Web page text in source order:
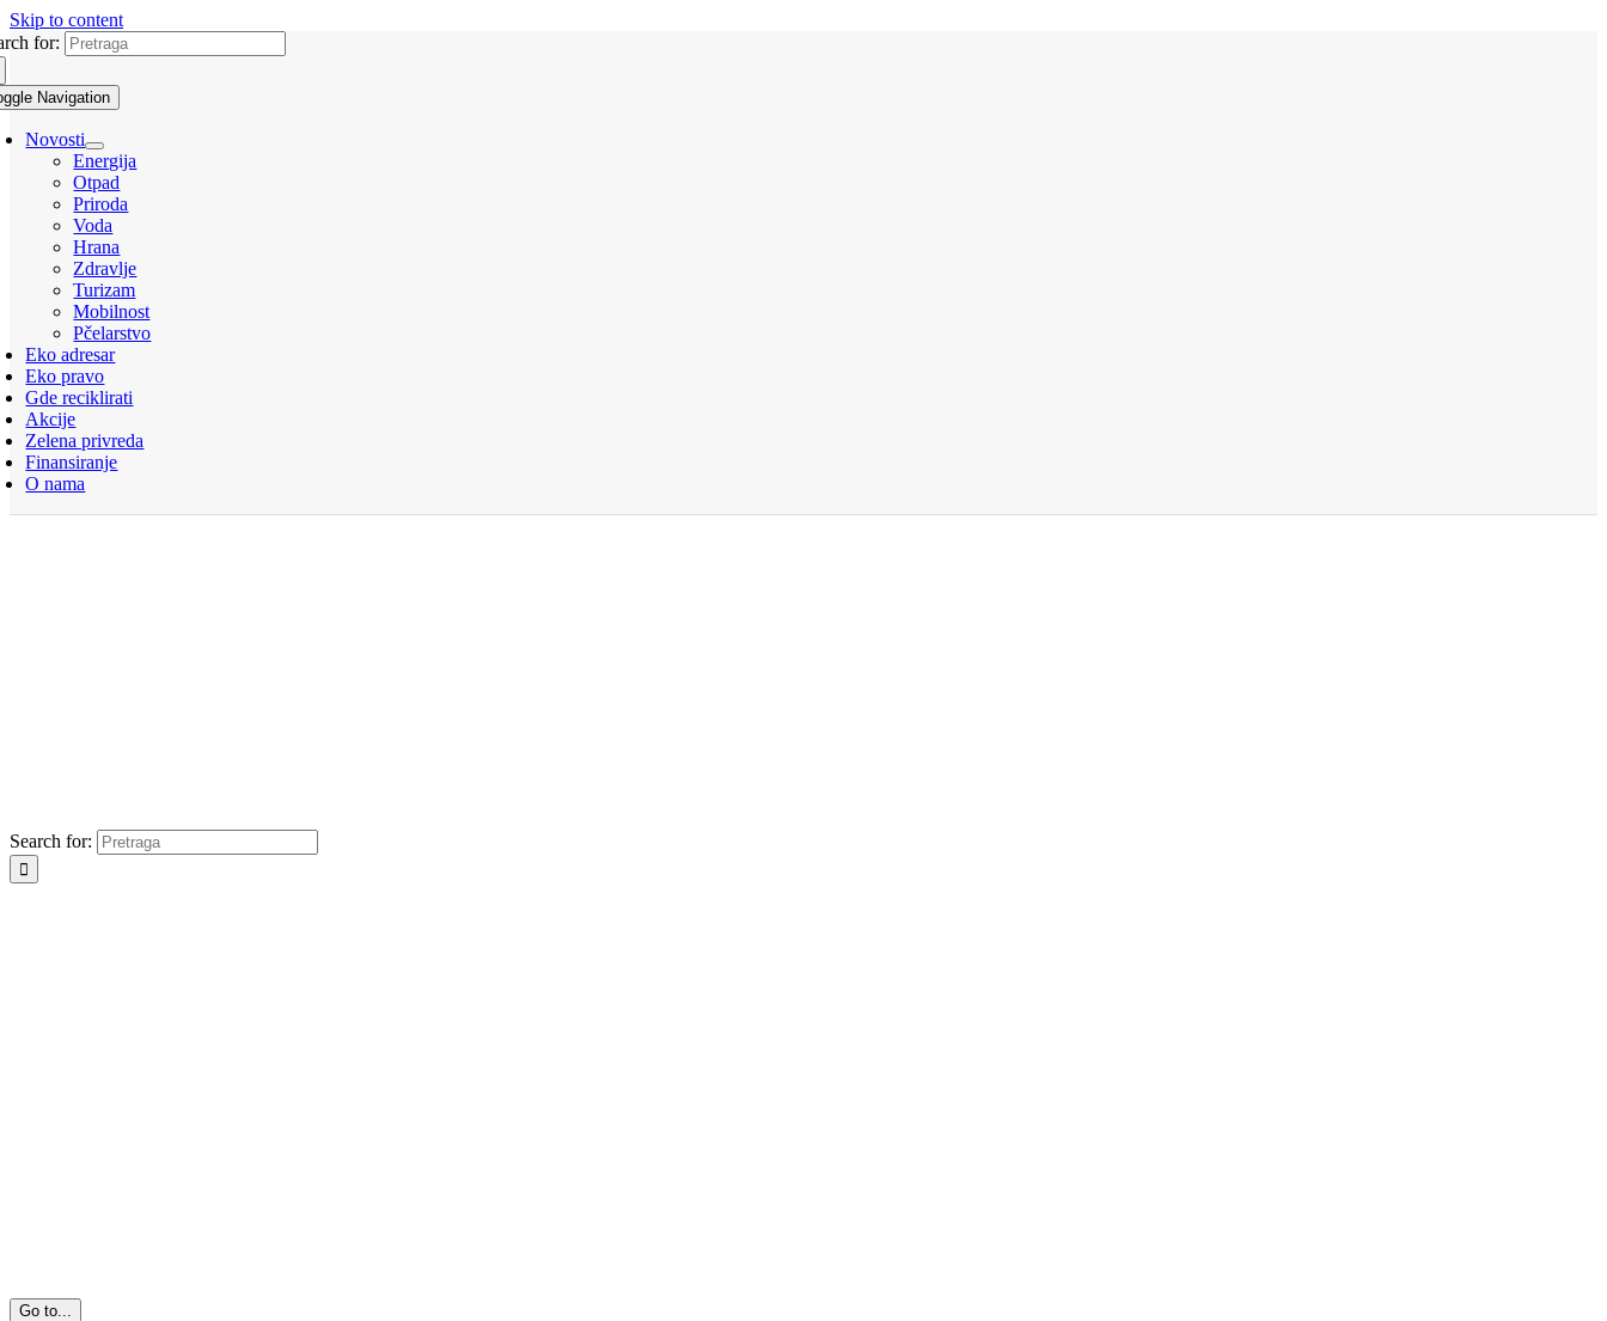
Skip to content
for:
Navigation
Novosti
Energija
Otpad
Priroda
Voda
Hrana
Zdravlje
Turizam
Mobilnost
Pčelarstvo
Eko adresar
Eko pravo
Gde reciklirati
Akcije
Zelena privreda
Finansiranje
O nama
Search for:
Go to...